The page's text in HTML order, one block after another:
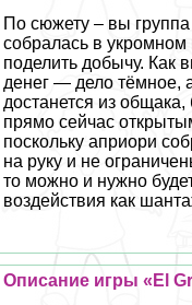
По сюжету – вы
собралась в укромном
поделить добычу. Как
денег — дело тёмное,
достанется из общака,
прямо сейчас
поскольку априори
на руку и не
то можно и нужно
воздействия как
Описание игры «El